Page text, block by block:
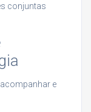
conjuntas
e